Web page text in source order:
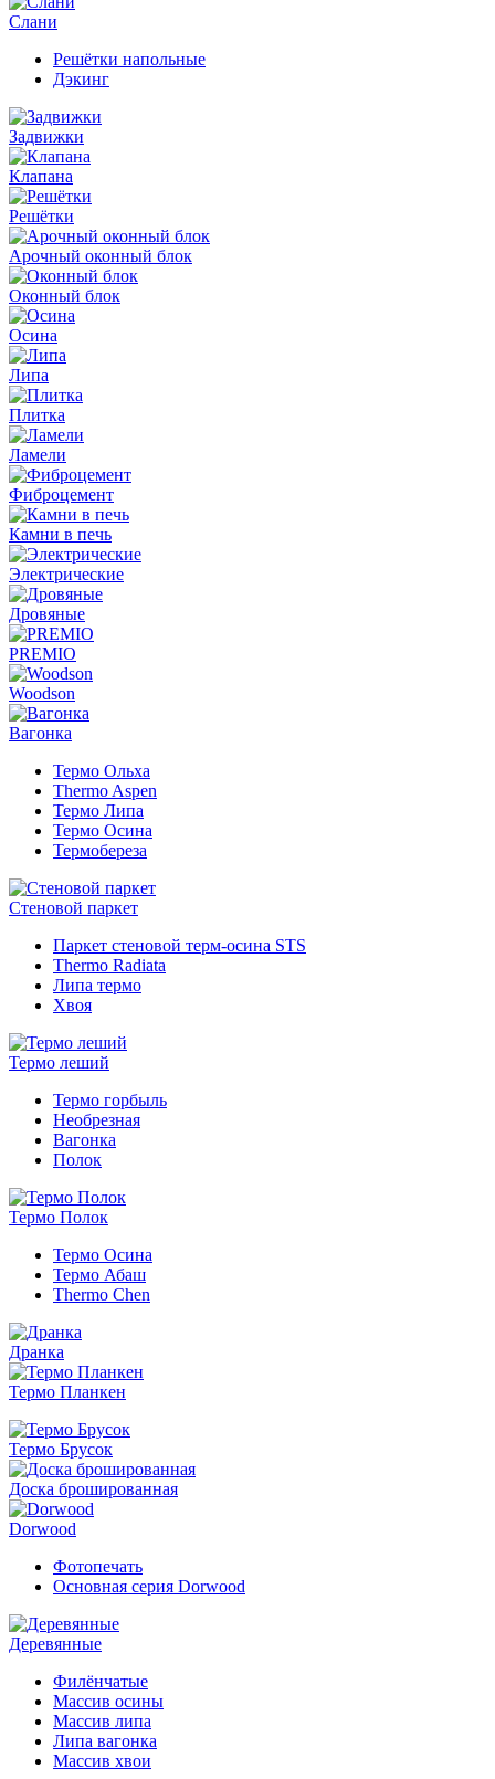
Слани
Решётки напольные
Дэкинг
Задвижки
Клапана
Решётки
Арочный оконный блок
Оконный блок
Осина
Липа
Плитка
Ламели
Фиброцемент
Камни в печь
Электрические
Дровяные
PREMIO
Woodson
Вагонка
Термо Ольха
Thermo Aspen
Термо Липа
Термо Осина
Термобереза
Стеновой паркет
Паркет стеновой терм-осина STS
Thermo Radiata
Липа термо
Хвоя
Термо леший
Термо горбыль
Необрезная
Вагонка
Полок
Термо Полок
Термо Осина
Термо Абаш
Thermo Chen
Дранка
Термо Планкен
Термо Брусок
Доска брошированная
Dorwood
Фотопечать
Основная серия Dorwood
Деревянные
Филёнчатые
Массив осины
Массив липа
Липа вагонка
Массив хвои